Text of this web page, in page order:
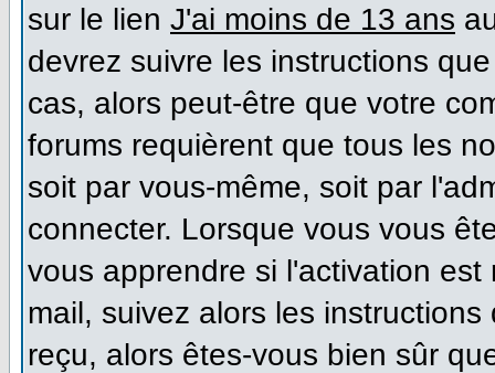
sur le lien J'ai moins de 13 ans
devrez suivre les instructions
cas, alors peut-être que votre
forums requièrent que tous les
soit par vous-même, soit par
connecter. Lorsque vous vous
vous apprendre si l'activation
mail, suivez alors les
reçu, alors êtes-vous bien sûr